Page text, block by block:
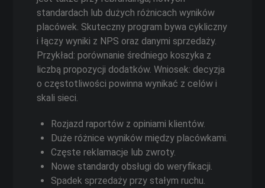
standardach lub dużych różnicach wyników
placówek. Skuteczny program bywa cykliczny
i łączy wyniki z NPS oraz danymi sprzedaży.
Przykład: porównanie średniego koszyka z
liczbą propozycji dodatków. Wniosek: decyzja
o częstotliwości powinna wynikać z celów i
skali sieci.
Rozjazd raportów z opiniami klientów.
Duże różnice wyników między placówkami.
Częste reklamacje lub zwroty.
Nowe standardy obsługi do weryfikacji.
Spadek sprzedaży przy stałym ruchu.